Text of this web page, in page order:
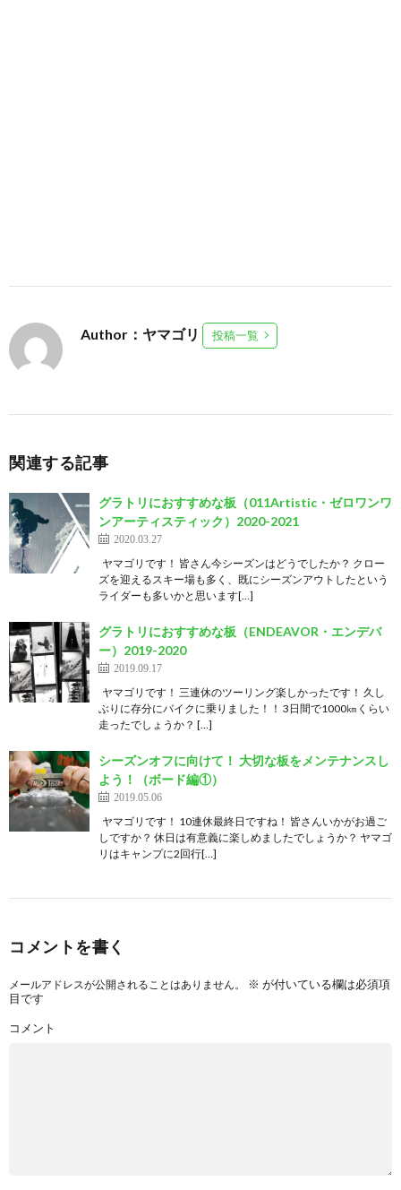
Author：ヤマゴリ 投稿一覧
関連する記事
グラトリにおすすめな板（011Artistic・ゼロワンワ
ンアーティスティック）2020-2021
2020.03.27
ヤマゴリです！ 皆さん今シーズンはどうでしたか？ クロー
ズを迎えるスキー場も多く、既にシーズンアウトしたという
ライダーも多いかと思います[…]
グラトリにおすすめな板（ENDEAVOR・エンデバ
ー）2019-2020
2019.09.17
ヤマゴリです！ 三連休のツーリング楽しかったです！ 久し
ぶりに存分にバイクに乗りました！！ 3日間で1000㎞くらい
走ったでしょうか？ […]
シーズンオフに向けて！ 大切な板をメンテナンスし
よう！（ボード編①）
2019.05.06
ヤマゴリです！ 10連休最終日ですね！ 皆さんいかがお過ご
しですか？ 休日は有意義に楽しめましたでしょうか？ ヤマゴ
リはキャンプに2回行[…]
コメントを書く
メールアドレスが公開されることはありません。 ※ が付いている欄は必須項
目です
コメント